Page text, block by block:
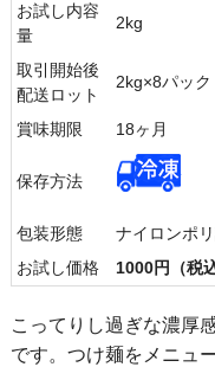
お試し内容
量
2kg
取引開始後
配送ロット
2kg×8パック
賞味期限 18ヶ月
保存方法
包装形態
ナイロンポ
お試し価格
1000円（税込
こってりし過ぎな濃厚
です。つけ麺をメニュ